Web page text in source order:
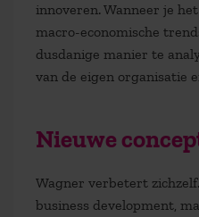
innoveren. Wanneer je
macro-economische
dusdanige manier te
van de eigen organisatie
Nieuwe
Wagner verbetert
business development,